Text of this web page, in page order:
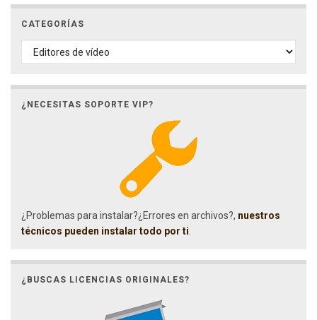
CATEGORÍAS
CATEGORÍAS
¿NECESITAS SOPORTE VIP?
¿Problemas para instalar?¿Errores en archivos?, nuestros
técnicos pueden instalar todo por ti
¿BUSCAS LICENCIAS ORIGINALES?